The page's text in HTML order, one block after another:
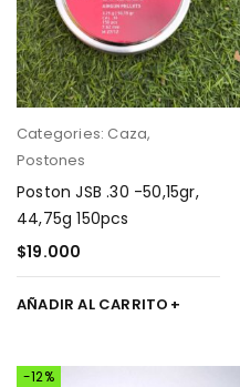
Categories: Caza,
Postones
Poston JSB .30 -50,15gr,
44,75g 150pcs
$19.000
AÑADIR AL CARRITO
-12%